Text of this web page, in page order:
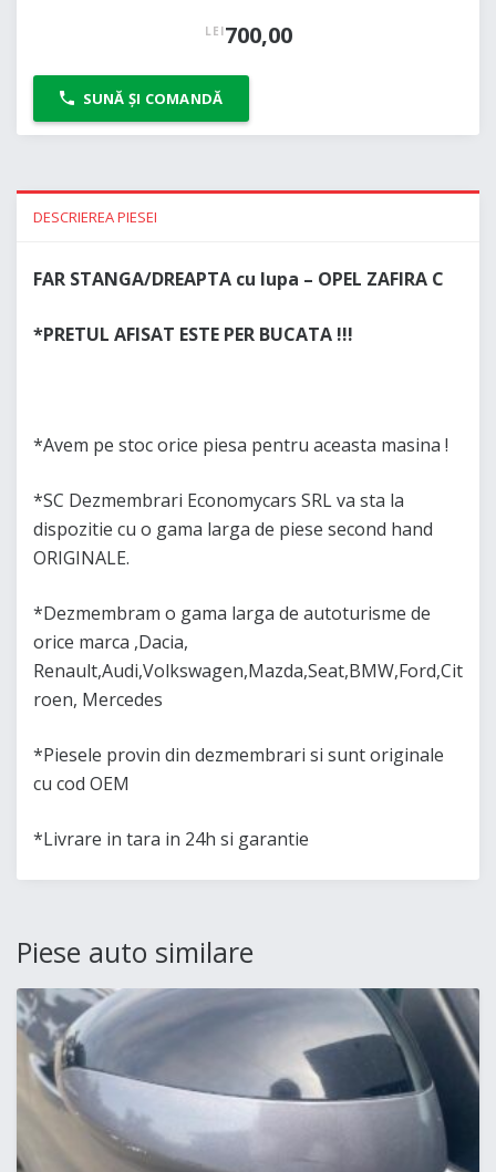
LEI700,00
SUNĂ ȘI COMANDĂ
DESCRIEREA PIESEI
FAR STANGA/DREAPTA cu lupa – OPEL ZAFIRA C
*PRETUL AFISAT ESTE PER BUCATA !!!
*Avem pe stoc orice piesa pentru aceasta masina !
*SC Dezmembrari Economycars SRL va sta la
dispozitie cu o gama larga de piese second hand
ORIGINALE.
*Dezmembram o gama larga de autoturisme de
orice marca ,Dacia,
Renault,Audi,Volkswagen,Mazda,Seat,BMW,Ford,Cit
roen, Mercedes
*Piesele provin din dezmembrari si sunt originale
cu cod OEM
*Livrare in tara in 24h si garantie
Piese auto similare